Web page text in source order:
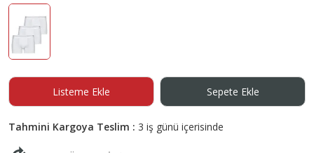
Listeme Ekle Sepete Ekle
Tahmini Kargoya Teslim : 3 iş günü içerisinde